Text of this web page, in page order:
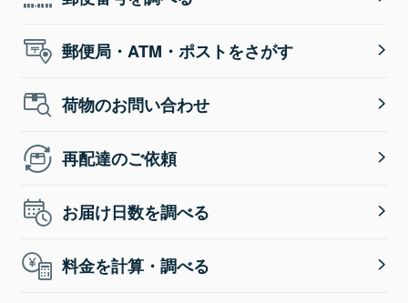
郵便局・ATM・ポストをさがす
荷物のお問い合わせ
再配達のご依頼
お届け日数を調べる
料金を計算・調べる